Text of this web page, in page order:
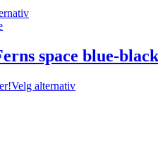
produktsiden
Dette
varianter.
kan
space blue-
Velg alternativDette